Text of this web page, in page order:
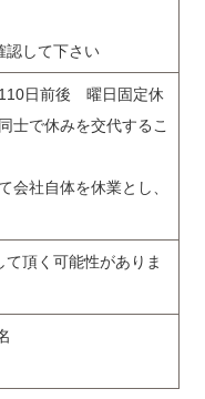
認して下さい
日前後 曜日固定休
士で休みを交代するこ
会社自体を休業とし、
頂く可能性がありま